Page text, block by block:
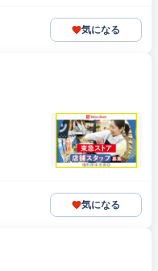
気になる
気になる